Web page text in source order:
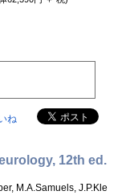
ね
12th ed.
M.A.Samuels, J.P.Kle